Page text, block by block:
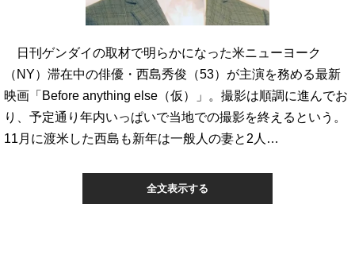
日刊ゲンダイの取材で明らかになった米ニューヨーク
（NY）滞在中の俳優・西島秀俊（53）が主演を務める最新
映画「Before anything else（仮）」。撮影は順調に進んでお
り、予定通り年内いっぱいで当地での撮影を終えるという。
11月に渡米した西島も新年は一般人の妻と2人…
全文表示する